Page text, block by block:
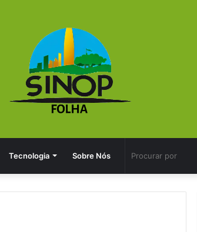
Tecnologia Sobre Nós